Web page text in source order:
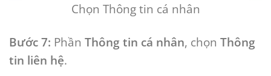
Chọn Thông tin cá nhân
Bước 7: Phần Thông tin cá nhân, chọn Thông
tin liên hệ.